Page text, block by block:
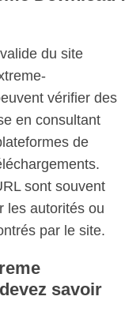
du site
vérifier des
en consultant
de
sont souvent
les autorités ou
par le site.
savoir